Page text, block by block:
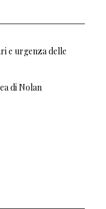
e urgenza delle
di Nolan